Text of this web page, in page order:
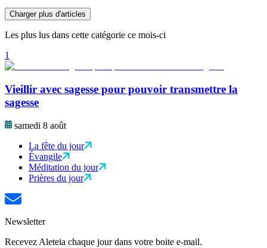
Charger plus d'articles
Les plus lus dans cette catégorie ce mois-ci
1
Vieillir avec sagesse pour pouvoir transmettre la
sagesse
samedi 8 août
La fête du jour
Évangile
Méditation du jour
Prières du jour
Newsletter
Recevez Aleteia chaque jour dans votre boite e-mail.